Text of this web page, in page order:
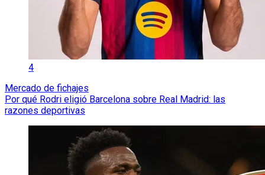
4
Mercado de fichajes
Por qué Rodri eligió Barcelona sobre Real Madrid: las
razones deportivas